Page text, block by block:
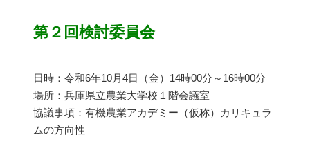
第２回検討委員会
日時：令和6年10月4日（金）14時00分～16時00分
場所：兵庫県立農業大学校１階会議室
協議事項：有機農業アカデミー（仮称）カリキュラ
ムの方向性